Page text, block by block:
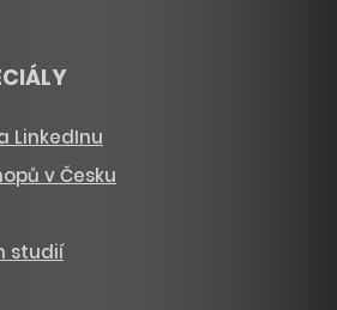
LinkedInu
v Česku
studií